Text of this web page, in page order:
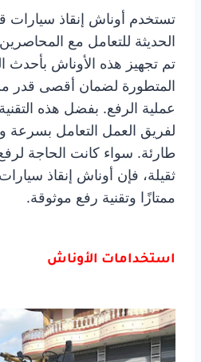
تستخدم أوناش إنقاذ سيارات
الحديثة للتعامل مع
تم تجهيز هذه الأوناش بأحدث
المتطورة لضمان أقصى قدر
عملية الرفع. بفضل هذه
لفريق العمل التعامل بسرعة
طارئة. سواء كانت الحاجة
ثقيلة، فإن أوناش إنقاذ
ممتازًا وتقنية رفع موثوقة.
استخدامات الأوناش